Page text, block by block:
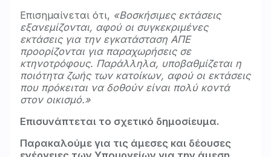
Επισημαίνεται ότι, «Βοσκήσιμες εκτάσεις
εξανεμίζονται, αφού οι συγκεκριμένες
εκτάσεις για την εγκατάσταση ΑΠΕ
προορίζονται για παραχωρήσεις σε
κτηνοτρόφους. Παράλληλα, υποβαθμίζεται η
ποιότητα ζωής των κατοίκων, αφού οι εκτάσεις
που πρόκειται να δοθούν είναι πολύ κοντά
στον οικισμό.»
Επισυνάπτεται το σχετικό δημοσίευμα.
Παρακαλούμε για τις άμεσες και δέουσες